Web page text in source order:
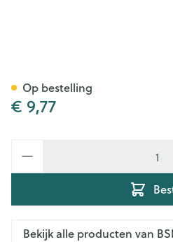
€ 9,77
Op bestelling
Bekijk alle producten van